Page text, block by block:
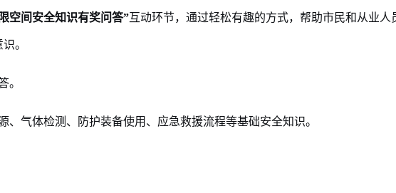
空间安全知识有奖问答”互动环节，通过轻松有趣的方式，帮助市民和从业人
。
。
、气体检测、防护装备使用、应急救援流程等基础安全知识。